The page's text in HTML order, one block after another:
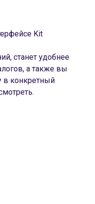
Kit
станет удобнее
а также вы
в конкретный